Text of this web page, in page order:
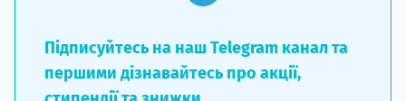
Підписуйтесь на наш Telegram канал та
першими дізнавайтесь про акції,